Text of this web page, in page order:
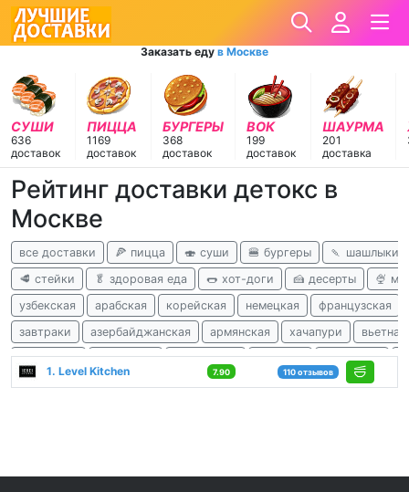
Заказать еду в Москве
СУШИ
636
доставок
ПИЦЦА
1169
доставок
БУРГЕРЫ
368
доставок
ВОК
199
доставок
ШАУРМА
201
доставка
Рейтинг доставки детокс в
Москве
все доставки 🍕 пицца 🍣 суши 🍔 бургеры
🍡 шашлыки
🥩 стейки
🥬 здоровая еда 🌭 хот-доги 🍰 десерты
🍨
узбекская
арабская корейская немецкая
французская
завтраки
азербайджанская армянская хачапури
ливанская
татарская балканская чешская гавайская
детокс
1. Level Kitchen 7.90 110 отзывов